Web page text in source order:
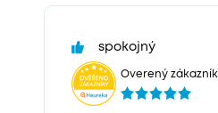
spokojný
Overený